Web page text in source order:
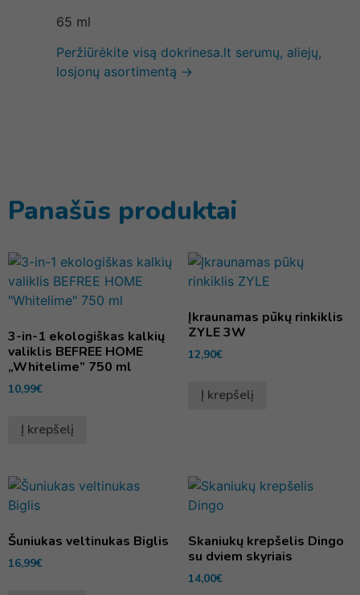
65 ml
Peržiūrėkite visą dokrinesa.lt serumų, aliejų,
losjonų asortimentą →
Panašūs produktai
3-in-1 ekologiškas kalkių
valiklis BEFREE HOME
„Whitelime” 750 ml
10,99€
Į krepšelį
Įkraunamas pūkų rinkiklis
ZYLE 3W
12,90€
Į krepšelį
Šuniukas veltinukas Biglis
16,99€
Skaniukų krepšelis Dingo
su dviem skyriais
14,00€